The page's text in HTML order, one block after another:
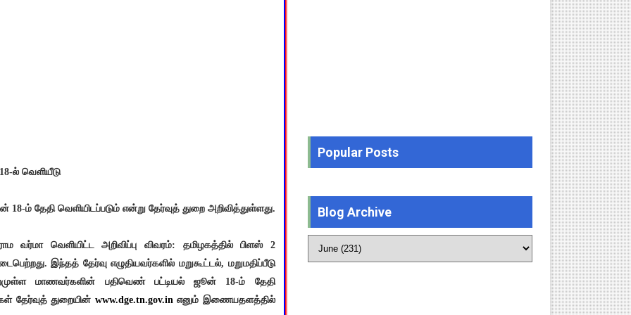
ல் வெளியீடு
18-ம் தேதி வெளியிடப்படும் என்று தேர்வுத் துறை அறிவித்துள்ளது.
வர்மா வெளியிட்ட அறிவிப்பு விவரம்: தமிழகத்தில் பிளஸ் 2
இந்தத் தேர்வு எழுதியவர்களில் மறுகூட்டல், மறுமதிப்பீடு
மாணவர்களின் பதிவெண் பட்டியல் ஜூன் 18-ம் தேதி
தேர்வுத் துறையின் www.dge.tn.gov.inஎனும் இணையதளத்தில்
Popular Posts
Blog Archive